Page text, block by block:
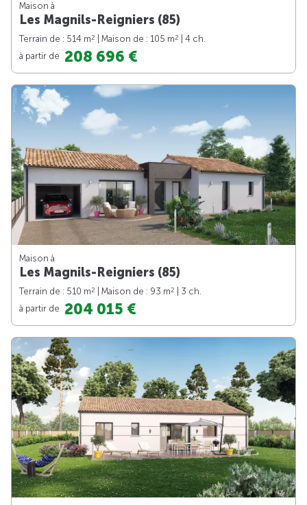
Maison à
Les Magnils-Reigniers (85)
Terrain de : 514 m2 | Maison de : 105 m2
| 4 ch.
à partir de 208 696 €
Maison à
Les Magnils-Reigniers (85)
Terrain de : 510 m2 | Maison de : 93 m2
| 3 ch.
à partir de 204 015 €